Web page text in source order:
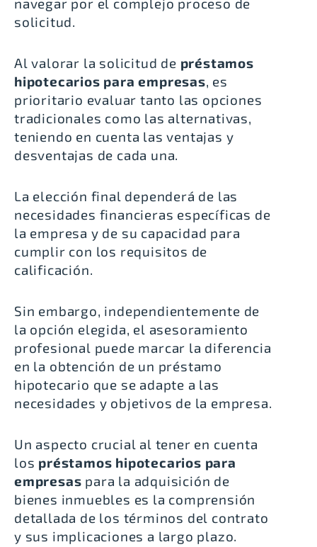
navegar por el complejo proceso de
solicitud.
Al valorar la solicitud de préstamos
hipotecarios para empresas, es
prioritario evaluar tanto las opciones
tradicionales como las alternativas,
teniendo en cuenta las ventajas y
desventajas de cada una.
La elección final dependerá de las
necesidades financieras específicas de
la empresa y de su capacidad para
cumplir con los requisitos de
calificación.
Sin embargo, independientemente de
la opción elegida, el asesoramiento
profesional puede marcar la diferencia
en la obtención de un préstamo
hipotecario que se adapte a las
necesidades y objetivos de la empresa.
Un aspecto crucial al tener en cuenta
los préstamos hipotecarios para
empresas para la adquisición de
bienes inmuebles es la comprensión
detallada de los términos del contrato
y sus implicaciones a largo plazo.